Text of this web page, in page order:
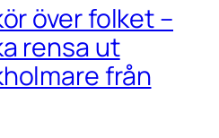
över folket –
rensa ut
från